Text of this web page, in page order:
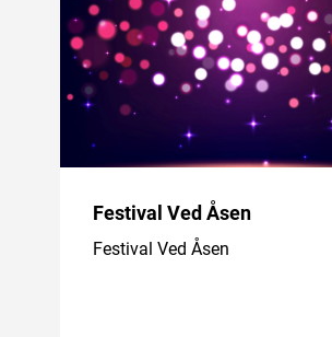
Festival Ved Åsen
Festival Ved Åsen